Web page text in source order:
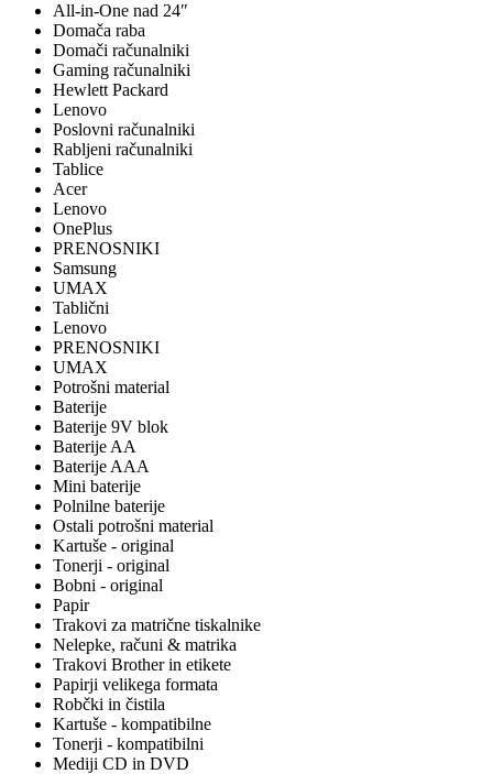
All-in-One nad 24″
Domača raba
Domači računalniki
Gaming računalniki
Hewlett Packard
Lenovo
Poslovni računalniki
Rabljeni računalniki
Tablice
Acer
Lenovo
OnePlus
PRENOSNIKI
Samsung
UMAX
Tablični
Lenovo
PRENOSNIKI
UMAX
Potrošni material
Baterije
Baterije 9V blok
Baterije AA
Baterije AAA
Mini baterije
Polnilne baterije
Ostali potrošni material
Kartuše - original
Tonerji - original
Bobni - original
Papir
Trakovi za matrične tiskalnike
Nelepke, računi & matrika
Trakovi Brother in etikete
Papirji velikega formata
Robčki in čistila
Kartuše - kompatibilne
Tonerji - kompatibilni
Mediji CD in DVD